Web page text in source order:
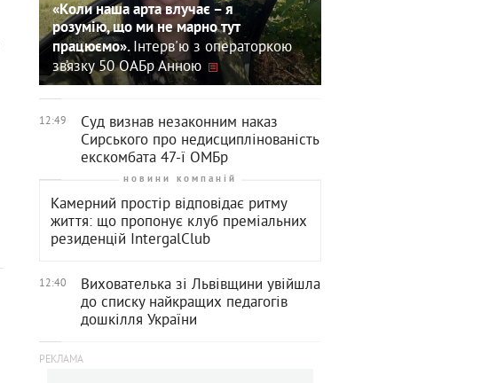
«Коли наша арта влучає – я
розумію, що ми не марно тут
працюємо». Інтерв'ю з операторкою
зв’язку 50 ОАБр Анною
12:49
Суд визнав незаконним наказ
Сирського про недисциплінованість
екскомбата 47-ї ОМБр
новини компаній
Камерний простір відповідає ритму
життя: що пропонує клуб преміальних
резиденцій ІntergalСlub
12:40
Вихователька зі Львівщини увійшла
до списку найкращих педагогів
дошкілля України